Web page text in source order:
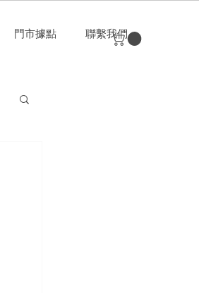
門市據點 聯繫我們